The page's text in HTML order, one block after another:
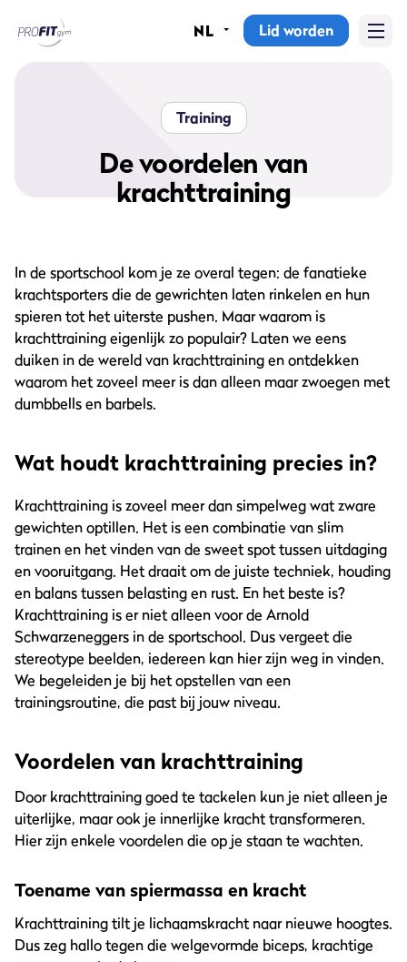
Sportscholen
Abonnementen
Groepslessen
Alle groepslessen
Waarom ProFit Gym
NL Lid worden
Training
De voordelen van
krachttraining
In de sportschool kom je ze overal tegen: de fanatieke
krachtsporters die de gewrichten laten rinkelen en hun
spieren tot het uiterste pushen. Maar waarom is
krachttraining eigenlijk zo populair? Laten we eens
duiken in de wereld van krachttraining en ontdekken
waarom het zoveel meer is dan alleen maar zwoegen met
dumbbells en barbels.
Wat houdt krachttraining precies in?
Krachttraining is zoveel meer dan simpelweg wat zware
gewichten optillen. Het is een combinatie van slim
trainen en het vinden van de sweet spot tussen uitdaging
en vooruitgang. Het draait om de juiste techniek, houding
en balans tussen belasting en rust. En het beste is?
Krachttraining is er niet alleen voor de Arnold
Schwarzeneggers in de sportschool. Dus vergeet die
stereotype beelden, iedereen kan hier zijn weg in vinden.
We begeleiden je bij het opstellen van een
trainingsroutine, die past bij jouw niveau.
Voordelen van krachttraining
Door krachttraining goed te tackelen kun je niet alleen je
uiterlijke, maar ook je innerlijke kracht transformeren.
Hier zijn enkele voordelen die op je staan te wachten.
Toename van spiermassa en kracht
Krachttraining tilt je lichaamskracht naar nieuwe hoogtes.
Dus zeg hallo tegen die welgevormde biceps, krachtige